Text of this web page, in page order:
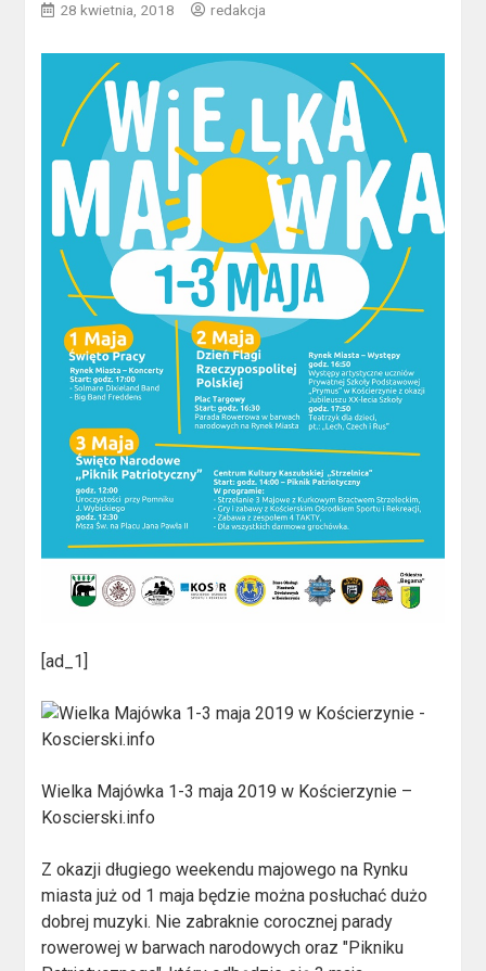
28 kwietnia, 2018 redakcja
[ad_1]
Wielka Majówka 1-3 maja 2019 w Kościerzynie –
Koscierski.info
Z okazji długiego weekendu majowego na Rynku
miasta już od 1 maja będzie można posłuchać dużo
dobrej muzyki. Nie zabraknie corocznej parady
rowerowej w barwach narodowych oraz "Pikniku